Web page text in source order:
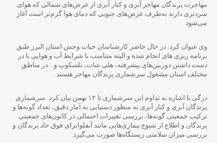
مهاجرت پرندگان مهاجر آبزی و کنار آبزی از عرض‌های شمالی که هوای
سردتری دارند به‌طرف عرض‌های جنوبی که دمای هوا گرم‌تر است آغاز
می‌شود.
وی عنوان کرد: در حال حاضر کارشناسان حیات وحش استان البرز طبق
برنامه ریزی های انجام شده و البته متناسب با شرایط آب و هوایی با در
دست داشتن دوربین‌های پیشرفته، هلی شات، تلسکوپ و … در مناطق
مختلف استان مشغول سرشماری پرندگان مهاجر هستند.
درگی با اشاره به تداوم این سرشماری تا ۱۲ بهمن بیان کرد: سرشماری
پرندگان آبزی و کنار آبزی به منظور دستیابی به آمار دقیق، تعداد گونه‌ها و
ترکیب جمعیتی گونه‌ها، بررسی تغییرات احتمالی در کانون‌های جمعیتی
پرندگان و اطلاع از شیوع بیماری‌هایی مانند آنفلوانزای فوق حاد پرندگان و
بررسی میزان سلامتی زیستگاه‌ها صورت می‌گیرد.